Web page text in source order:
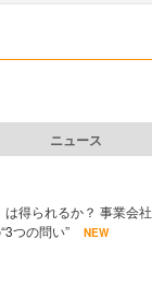
ニュース
得られるか？ 事業会社
つの問い”
NEW